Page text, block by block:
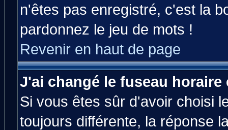
n'êtes pas enregistré, c'est la
pardonnez le jeu de mots !
Revenir en haut de page
J'ai changé le fuseau
Si vous êtes sûr d'avoir choisi
toujours différente, la réponse